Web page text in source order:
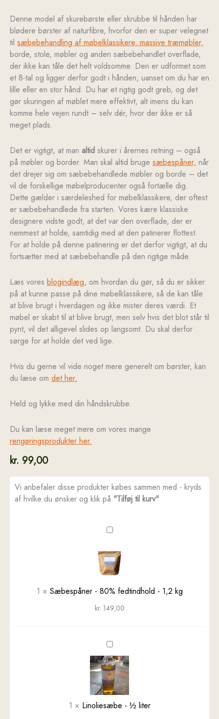
Denne model af skurebørste eller skrubbe til hånden har
blødere børster af naturfibre, hvorfor den er super velegnet
til sæbebehandling af møbelklassikere, massive træmøbler,
borde, stole, møbler og anden sæbebehandlet overflade,
der ikke kan tåle det helt voldsomme. Den er udformet som
et 8-tal og ligger derfor godt i hånden, uanset om du har en
lille eller en stor hånd. Du har et rigtig godt greb, og det
gør skuringen af møblet mere effektivt, alt imens du kan
komme hele vejen rundt – selv dér, hvor der ikke er så
meget plads.
Det er vigtigt, at man altid skurer i årernes retning – også
på møbler og border. Man skal altid bruge sæbespåner, når
det drejer sig om sæbebehandlede møbler og borde – det
vil de forskellige møbelproducenter også fortælle dig.
Dette gælder i særdeleshed for møbelklassikere, der oftest
er sæbebehandlede fra starten. Vores kære klassiske
designere vidste godt, at det var den overflade, der er
nemmest at holde, samtidig med at den patinerer flottest.
For at holde på denne patinering er det derfor vigtigt, at du
fortsætter med at sæbebehandle på den rigtige måde.
Læs vores blogindlæg, om hvordan du gør, så du er sikker
på at kunne passe på dine møbelklassikere, så de kan tåle
at blive brugt i hverdagen og ikke mister deres værdi. Et
møbel er skabt til at blive brugt, men selv hvis det blot står til
pynt, vil det alligevel slides op langsomt. Du skal derfor
sørge for at holde det ved lige.
Hvis du gerne vil vide noget mere generelt om børster, kan
du læse om det her.
Held og lykke med din håndskrubbe.
Du kan læse meget mere om vores mange
rengøringsprodukter her.
kr. 99,00
Vi anbefaler disse produkter købes sammen med - kryds
af hvilke du ønsker og klik på "Tilføj til kurv"
Sæbespåner
80%
fedtindhold
-
1,2
1 × Sæbespåner - 80% fedtindhold - 1,2 kg
kr. 149,00
Linoliesæbe
-
½
liter
1 × Linoliesæbe - ½ liter